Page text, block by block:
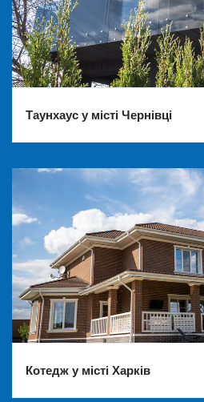
Таунхаус у місті Чернівці
Котедж у місті Харків